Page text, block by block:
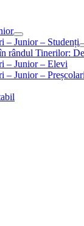
– Junior – Studenți
rândul Tinerilor:
– Junior – Elevi
– Junior –